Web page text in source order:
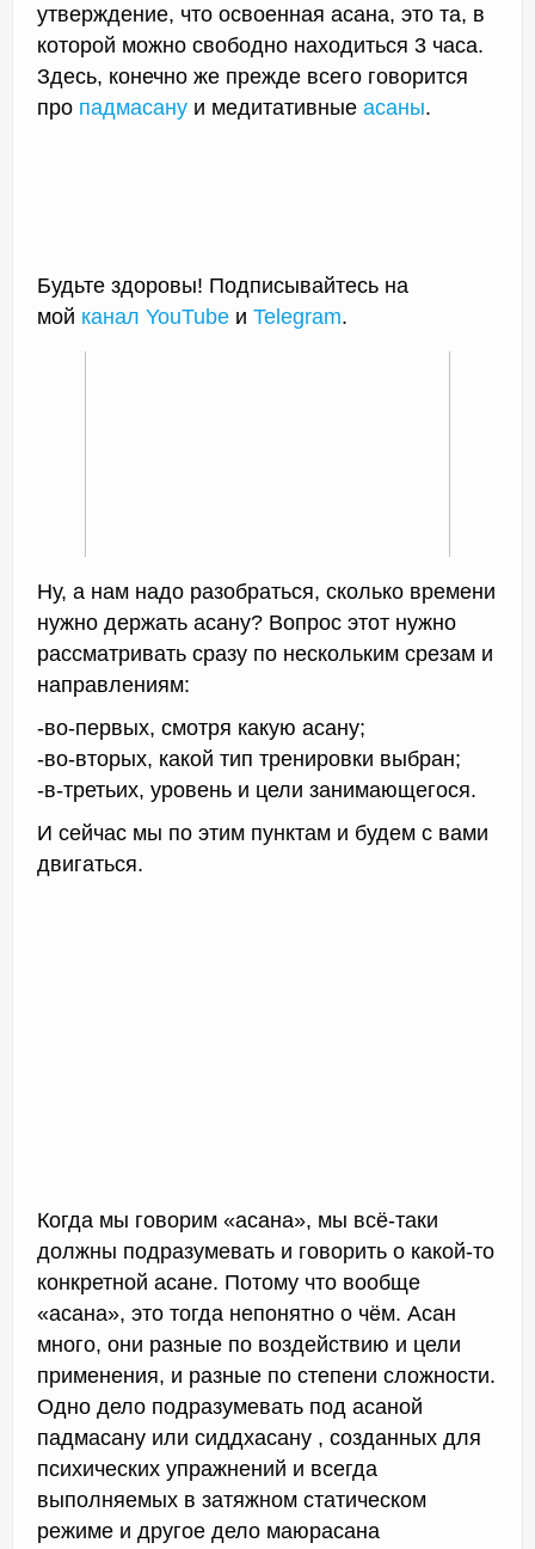
утверждение, что освоенная асана, это та, в
которой можно свободно находиться 3 часа.
Здесь, конечно же прежде всего говорится
про падмасану и медитативные асаны.
Будьте здоровы! Подписывайтесь на
мой канал YouTube и Telegram.
Ну, а нам надо разобраться, сколько времени
нужно держать асану? Вопрос этот нужно
рассматривать сразу по нескольким срезам и
направлениям:
-во-первых, смотря какую асану;
-во-вторых, какой тип тренировки выбран;
-в-третьих, уровень и цели занимающегося.
И сейчас мы по этим пунктам и будем с вами
двигаться.
Когда мы говорим «асана», мы всё-таки
должны подразумевать и говорить о какой-то
конкретной асане. Потому что вообще
«асана», это тогда непонятно о чём. Асан
много, они разные по воздействию и цели
применения, и разные по степени сложности.
Одно дело подразумевать под асаной
падмасану или сиддхасану , созданных для
психических упражнений и всегда
выполняемых в затяжном статическом
режиме и другое дело маюрасана